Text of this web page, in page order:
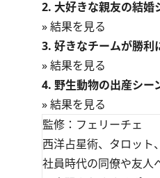
2. 大好きな親友の結婚
» 結果を見る
3. 好きなチームが勝利
» 結果を見る
4. 野生動物の出産シー
» 結果を見る
監修：フェリーチェ
西洋占星術、タロット
社員時代の同僚や友人